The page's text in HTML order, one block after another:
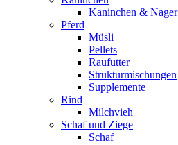
Kaninchen & Nager
Pferd
Müsli
Pellets
Raufutter
Strukturmischungen
Supplemente
Rind
Milchvieh
Schaf und Ziege
Schaf